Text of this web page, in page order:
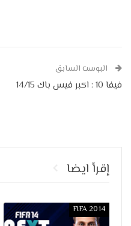
البوست السابق
فيفا 10 : اكبر فيس باك 14/15
إقرأ ايضا
FIFA 2014